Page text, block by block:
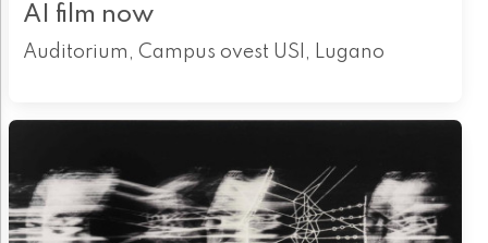
AI film now
Auditorium, Campus ovest USI, Lugano